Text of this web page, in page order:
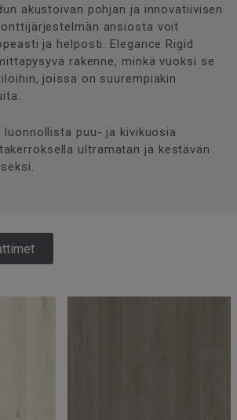
akustoivan pohjan ja innovatiivisen
ansiosta voit
ja helposti. Elegance Rigid
rakenne, minkä vuoksi se
joissa on suurempiakin
puu- ja kivikuosia
ultramatan ja kestävän